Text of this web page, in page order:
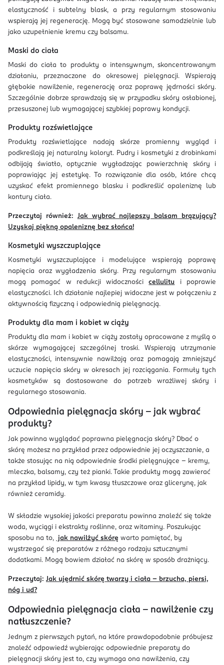
elastyczność i subtelny blask, a przy regularnym stosowaniu
wspierają jej regenerację. Mogą być stosowane samodzielnie lub
jako uzupełnienie kremu czy balsamu.
Maski do ciała
Maski do ciała to produkty o intensywnym, skoncentrowanym
działaniu, przeznaczone do okresowej pielęgnacji. Wspierają
głębokie nawilżenie, regenerację oraz poprawę jędrności skóry.
Szczególnie dobrze sprawdzają się w przypadku skóry osłabionej,
przesuszonej lub wymagającej szybkiej poprawy kondycji.
Produkty rozświetlające
Produkty rozświetlające nadają skórze promienny wygląd i
podkreślają jej naturalny koloryt. Pudry i kosmetyki z drobinkami
odbijają światło, optycznie wygładzając powierzchnię skóry i
poprawiając jej estetykę. To rozwiązanie dla osób, które chcą
uzyskać efekt promiennego blasku i podkreślić opaleniznę lub
kontury ciała.
Przeczytaj również:
Jak wybrać najlepszy balsam brązujący?
Uzyskaj piękną opaleniznę bez słońca!
Kosmetyki wyszczuplające
Kosmetyki wyszczuplające i modelujące wspierają poprawę
napięcia oraz wygładzenia skóry. Przy regularnym stosowaniu
mogą pomagać w redukcji widocznościcellulitu i poprawie
elastyczności. Ich działanie najlepiej widoczne jest w połączeniu z
aktywnością fizyczną i odpowiednią pielęgnacją.
Produkty dla mam i kobiet w ciąży
Produkty dla mam i kobiet w ciąży zostały opracowane z myślą o
skórze wymagającej szczególnej troski. Wspierają utrzymanie
elastyczności, intensywnie nawilżają oraz pomagają zmniejszyć
uczucie napięcia skóry w okresach jej rozciągania. Formuły tych
kosmetyków są dostosowane do potrzeb wrażliwej skóry i
regularnego stosowania.
Odpowiednia pielęgnacja skóry - jak wybrać
produkty?
Jak powinna wyglądać poprawna pielęgnacja skóry? Dbać o
skórę możesz na przykład przez odpowiednie jej oczyszczanie, a
także stosując na nią odpowiednie środki pielęgnujące – kremy,
mleczka, balsamy, czy też pianki. Takie produkty mogą zawierać
na przykład lipidy, w tym kwasy tłuszczowe oraz glicerynę, jak
również ceramidy.
W składzie wysokiej jakości preparatu powinna znaleźć się także
woda, wyciągi i ekstrakty roślinne, oraz witaminy. Poszukując
sposobu na to,
jak nawilżyć skórę warto pamiętać, by
wystrzegać się preparatów z różnego rodzaju sztucznymi
dodatkami. Mogą bowiem działać na skórę w sposób drażniący.
Przeczytaj: Jak ujędrnić skórę twarzy i ciała – brzucha, piersi,
nóg i ud?
Odpowiednia pielęgnacja ciała – nawilżenie czy
natłuszczenie?
Jednym z pierwszych pytań, na które prawdopodobnie próbujesz
znaleźć odpowiedź wybierając odpowiednie preparaty do
pielęgnacji skóry jest to, czy wymaga ona nawilżenia, czy